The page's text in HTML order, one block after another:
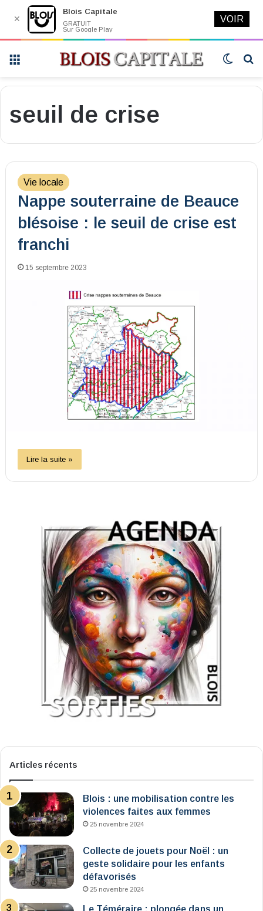
Switch
seuil de crise
Vie locale
Nappe souterraine de Beauce
blésoise : le seuil de crise est
franchi
15 septembre 2023
Lire la suite »
Articles récents
Blois : une mobilisation contre les
violences faites aux femmes
25 novembre 2024
Collecte de jouets pour Noël : un
geste solidaire pour les enfants
défavorisés
25 novembre 2024
Le Téméraire : plongée dans un
✕
Blois Capitale
GRATUIT
Sur Google Play
VOIR